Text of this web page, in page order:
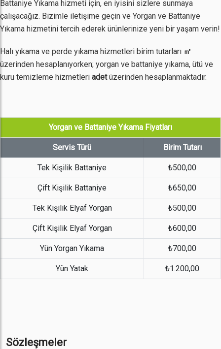
Battaniye Yıkama hizmeti için, en iyisini sizlere sunmaya
çalışacağız. Bizimle iletişime geçin ve Yorgan ve Battaniye
Yıkama hizmetini tercih ederek ürünlerinize yeni bir yaşam verin!
Halı yıkama ve perde yıkama hizmetleri birim tutarları ㎡
üzerinden hesaplanıyorken; yorgan ve battaniye yıkama, ütü ve
kuru temizleme hizmetleri adetüzerinden hesaplanmaktadır.
Yorgan ve Battaniye Yıkama Fiyatları
Servis Türü Birim Tutarı
Tek Kişilik Battaniye ₺500,00
Çift Kişilik Battaniye ₺650,00
Tek Kişilik Elyaf Yorgan ₺500,00
Çift Kişilik Elyaf Yorgan ₺600,00
Yün Yorgan Yıkama ₺700,00
Yün Yatak ₺1.200,00
Sözleşmeler